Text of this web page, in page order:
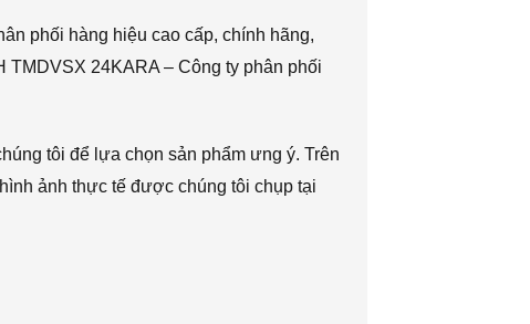
phối hàng hiệu cao cấp, chính hãng,
24KARA – Công ty phân phối
tôi để lựa chọn sản phẩm ưng ý. Trên
ảnh thực tế được chúng tôi chụp tại